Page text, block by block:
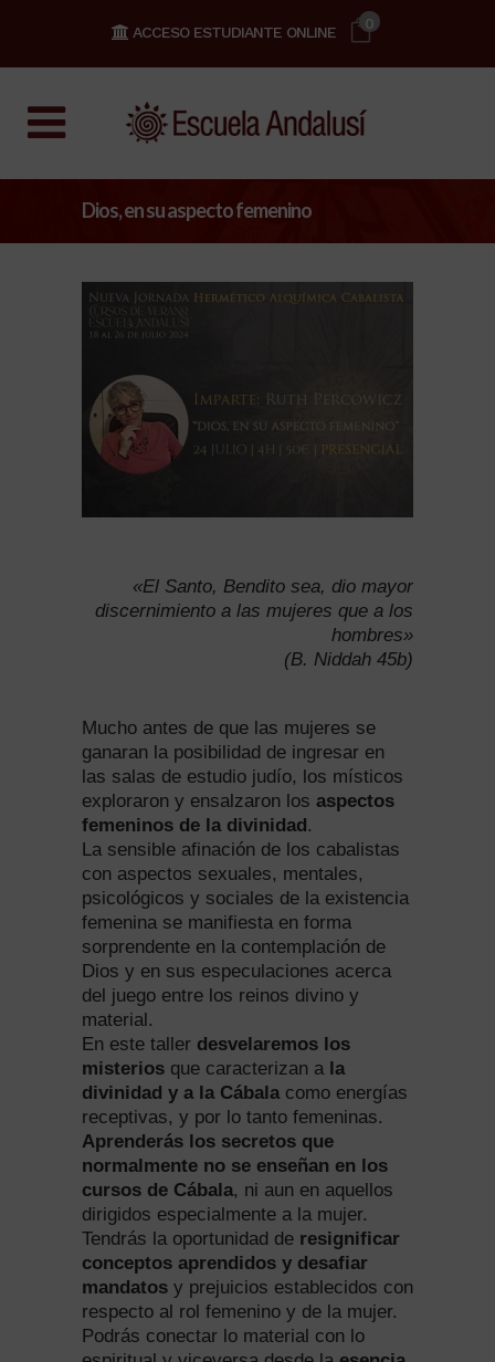
0
ACCESO ESTUDIANTE ONLINE
Dios, en su aspecto femenino
«El Santo, Bendito sea, dio mayor
discernimiento a las mujeres que a los
hombres»
(B. Niddah 45b)
Mucho antes de que las mujeres se
ganaran la posibilidad de ingresar en
las salas de estudio judío, los místicos
exploraron y ensalzaron los aspectos
femeninos de la divinidad .
La sensible afinación de los cabalistas
con aspectos sexuales, mentales,
psicológicos y sociales de la existencia
femenina se manifiesta en forma
sorprendente en la contemplación de
Dios y en sus especulaciones acerca
del juego entre los reinos divino y
material.
En este taller desvelaremos los
misterios que caracterizan a la
divinidad y a la Cábalacomo energías
receptivas, y por lo tanto femeninas.
Aprenderás los secretos que
normalmente no se enseñan en los
cursos de Cábala, ni aun en aquellos
dirigidos especialmente a la mujer.
Tendrás la oportunidad de resignificar
conceptos aprendidos y desafiar
mandatos y prejuicios establecidos con
respecto al rol femenino y de la mujer.
Podrás conectar lo material con lo